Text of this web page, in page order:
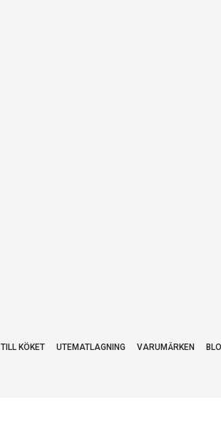
TILL KÖKET UTEMATLAGNING VARUMÄRKEN